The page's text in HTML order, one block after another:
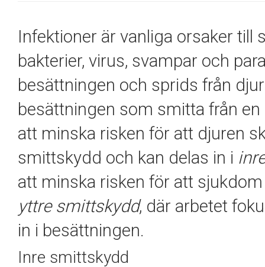
Infektioner är vanliga orsaker till
bakterier, virus, svampar och
besättningen och sprids från
besättningen som smitta från
att minska risken för att djuren
smittskydd och kan delas in i
att minska risken för att
yttre smittskydd, där arbetet
in i besättningen.
Inre smittskydd